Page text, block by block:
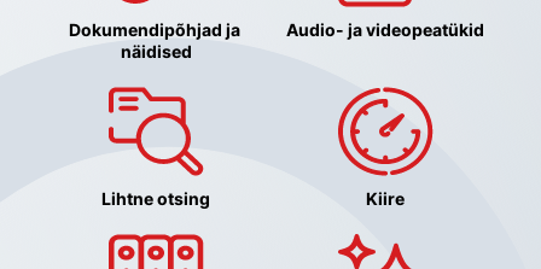
Dokumendipõhjad ja
näidised
Audio- ja videopeatükid
Lihtne otsing Kiire